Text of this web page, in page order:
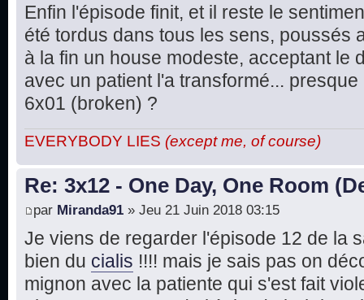
Enfin l'épisode finit, et il reste le
été tordus dans tous les sens, poussés
à la fin un house modeste, acceptant le
avec un patient l'a transformé...
6x01 (broken) ?
EVERYBODY LIES (except me, of course)
Re: 3x12 - One Day, One Room
par Miranda91 » Jeu 21 Juin 2018 03:15
Je viens de regarder l'épisode 12 de la
bien du cialis !!!! mais je sais pas on
mignon avec la patiente qui s'est fait